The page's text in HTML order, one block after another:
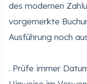
des modernen
vorgemerkte
Ausführung noch
. Prüfe immer